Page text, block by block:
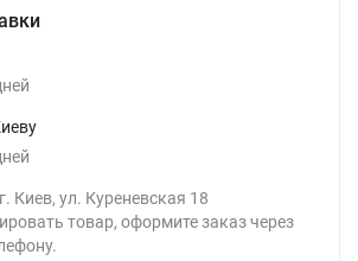
г. Киев, ул. Куреневская 18
товар, оформите заказ через